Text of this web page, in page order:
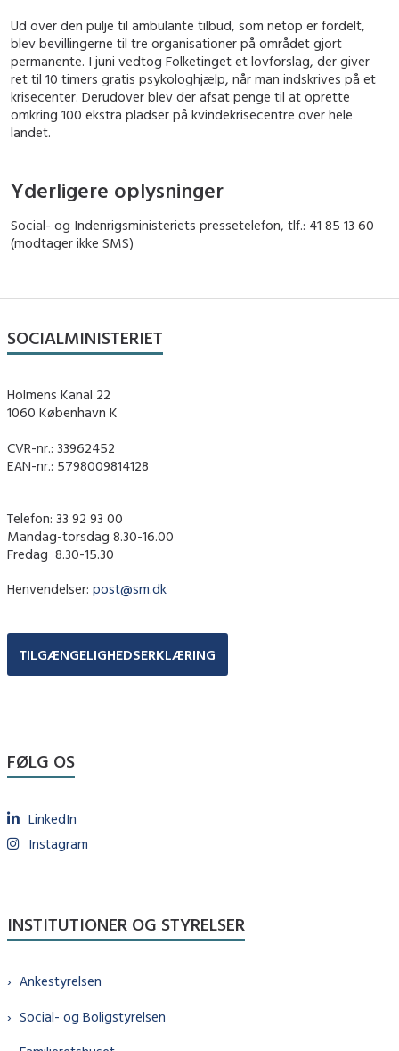
Ud over den pulje til ambulante tilbud, som netop er fordelt,
blev bevillingerne til tre organisationer på området gjort
permanente. I juni vedtog Folketinget et lovforslag, der giver
ret til 10 timers gratis psykologhjælp, når man indskrives på et
krisecenter. Derudover blev der afsat penge til at oprette
omkring 100 ekstra pladser på kvindekrisecentre over hele
landet.
Yderligere oplysninger
Social- og Indenrigsministeriets pressetelefon, tlf.: 41 85 13 60
(modtager ikke SMS)
SOCIALMINISTERIET
Holmens Kanal 22
1060 København K
CVR-nr.: 33962452
EAN-nr.: 5798009814128
Telefon: 33 92 93 00
Mandag-torsdag 8.30-16.00
Fredag ​ 8.30-15.30
Henvendelser: post@sm.dk
TILGÆNGELIGHEDSERKLÆRING
FØLG OS
LinkedIn
Instagram
INSTITUTIONER OG STYRELSER
Ankestyrelsen
Social- og Boligstyrelsen